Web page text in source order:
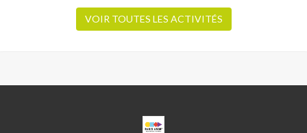
VOIR TOUTES LES ACTIVITÉS
ESPACE